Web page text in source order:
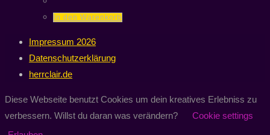
In den Warenkorb
Impressum 2026
Datenschutzerklärung
herrclair.de
Diese Webseite benutzt Cookies um dein kreatives Erlebniss zu
verbessern. Willst du daran was verändern?
Cookie settings